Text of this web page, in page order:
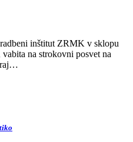
inštitut ZRMK v sklopu
na strokovni posvet na